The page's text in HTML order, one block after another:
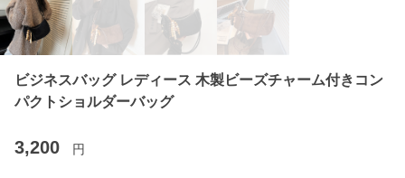
ビジネスバッグ レディース 木製ビーズチャーム付きコン
パクトショルダーバッグ
3,200 円